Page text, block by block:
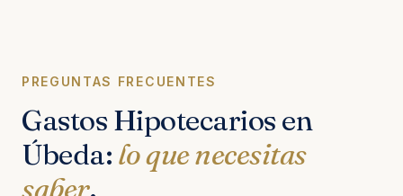
PREGUNTAS FRECUENTES
Gastos Hipotecarios en
Úbeda: lo que necesitas
saber.